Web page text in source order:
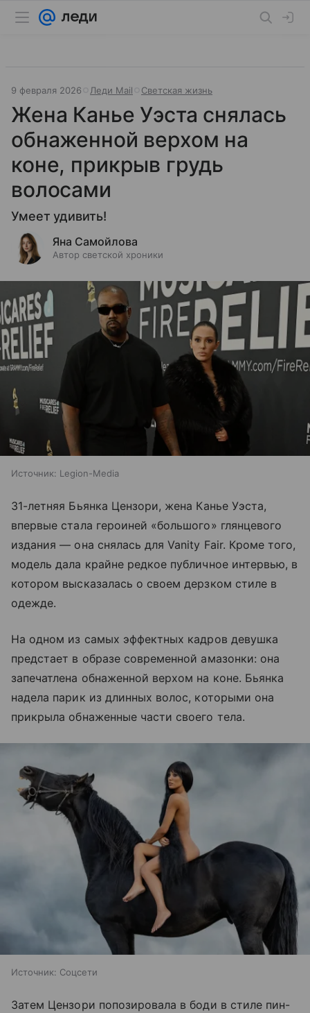
9 февраля 2026 Леди Mail Светская жизнь
Жена Канье Уэста снялась
обнаженной верхом на
коне, прикрыв грудь
волосами
Умеет удивить!
Яна Самойлова
Автор светской хроники
Источник: Legion-Media
31-летняя Бьянка Цензори, жена Канье Уэста,
впервые стала героиней «большого» глянцевого
издания — она снялась для Vanity Fair. Кроме того,
модель дала крайне редкое публичное интервью, в
котором высказалась о своем дерзком стиле в
одежде.
На одном из самых эффектных кадров девушка
предстает в образе современной амазонки: она
запечатлена обнаженной верхом на коне. Бьянка
надела парик из длинных волос, которыми она
прикрыла обнаженные части своего тела.
Источник: Соцсети
Затем Цензори попозировала в боди в стиле пин-